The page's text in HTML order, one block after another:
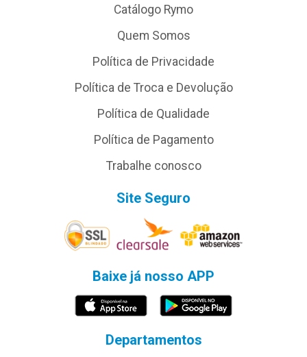
Catálogo Rymo
Quem Somos
Política de Privacidade
Política de Troca e Devolução
Política de Qualidade
Política de Pagamento
Trabalhe conosco
Site Seguro
Baixe já nosso APP
Departamentos